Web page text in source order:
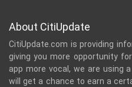
About CitiUpdate
CitiUpdate.com is providing
giving you more opportunity
app more vocal, we are using
will get a chance to earn a